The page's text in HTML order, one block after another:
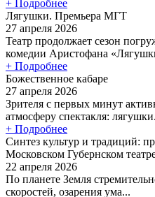
+ Подробнее
Лягушки. Премьера МГТ
27 апреля 2026
Театр продолжает сезон
комедии Аристофана
+ Подробнее
Божественное кабаре
27 апреля 2026
Зрителя с первых минут
атмосферу спектакля:
+ Подробнее
Синтез культур и традиций:
Московском Губернском
22 апреля 2026
По планете Земля
скоростей, озарения ума...